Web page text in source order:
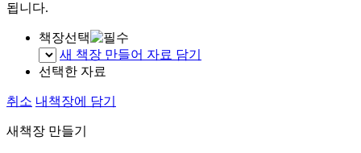
됩니다.
책장선택
새 책장 만들어 자료 담기
선택한 자료
취소 내책장에 담기
새책장 만들기